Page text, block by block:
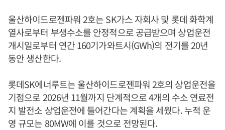
울산하이드로젠파워 2호는 SK가스 자회사 및 롯데 화학계
열사로부터 부생수소를 안정적으로 공급받으며 상업운전
개시일로부터 연간 160기가와트시(GWh)의 전기를 20년
동안 생산한다.
롯데SK에너루트는 울산하이드로젠파워 2호의 상업운전을
기점으로 2026년 11월까지 단계적으로 4개의 수소 연료전
지 발전소 상업운전에 들어간다는 계획을 세웠다. 누적 운
영 규모는 80MW에 이를 것으로 전망된다.